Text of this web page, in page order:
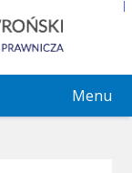
Menu